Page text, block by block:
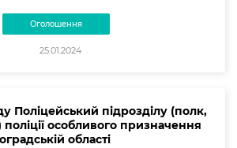
Оголошення
25.01.2024
Поліцейський підрозділу (полк,
поліції особливого призначення
області